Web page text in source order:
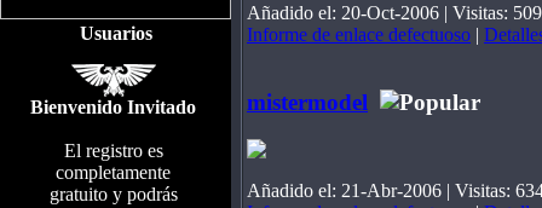
Usuarios
Bienvenido Invitado
El registro es
completamente
gratuito y podrás
Añadido el: 20-Oct-2006 | Visitas: 509
Informe de enlace defectuoso |
mistermodel
Añadido el: 21-Abr-2006 | Visitas: